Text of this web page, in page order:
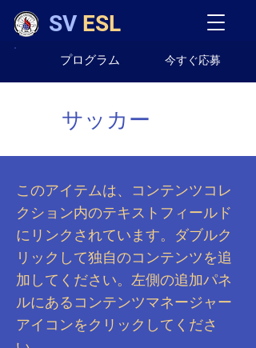
SV ESL
プログラム 今すぐ応募
サッカー
このアイテムは、コンテンツコレ
クション内のテキストフィールド
にリンクされています。ダブルク
リックして独自のコンテンツを追
加してください。左側の追加パネ
ルにあるコンテンツマネージャー
アイコンをクリックしてくださ